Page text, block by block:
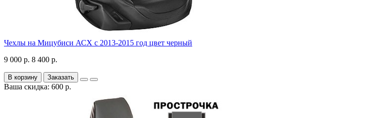
Чехлы на Мицубиси АСХ с 2013-2015 год цвет черный
9 000 р. 8 400 р.
В корзину Заказать
Ваша скидка: 600 р.